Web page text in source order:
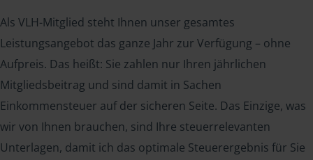
Als VLH-Mitglied steht Ihnen unser gesamtes
Leistungsangebot das ganze Jahr zur Verfügung – ohne
Aufpreis. Das heißt: Sie zahlen nur Ihren jährlichen
Mitgliedsbeitrag und sind damit in Sachen
Einkommensteuer auf der sicheren Seite. Das Einzige, was
wir von Ihnen brauchen, sind Ihre steuerrelevanten
Unterlagen, damit ich das optimale Steuerergebnis für Sie